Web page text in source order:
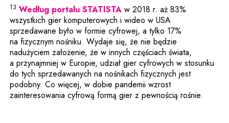
13 Według portalu STATISTAUwaga, link zostanie
w 2018 r. aż 83%
wszystkich gier komputerowych i wideo w USA
sprzedawane było w formie cyfrowej, a tylko 17%
na fizycznym nośniku. Wydaje się, że nie będzie
nadużyciem założenie, że w innych częściach świata,
a przynajmniej w Europie, udział gier cyfrowych w stosunku
do tych sprzedawanych na nośnikach fizycznych jest
podobny. Co więcej, w dobie pandemii wzrost
zainteresowania cyfrową formą gier z pewnością rośnie.